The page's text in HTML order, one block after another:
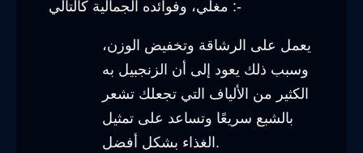
مغلي، وفوائده الجمالية كالتالي :-
يعمل على الرشاقة وتخفيض الوزن،
وسبب ذلك يعود إلى أن الزنجبيل به
الكثير من الألياف التي تجعلك تشعر
بالشبع سريعًا وتساعد على تمثيل
الغذاء بشكل أفضل.